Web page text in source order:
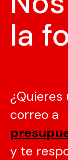
la
¿Quieres
correo a
y te